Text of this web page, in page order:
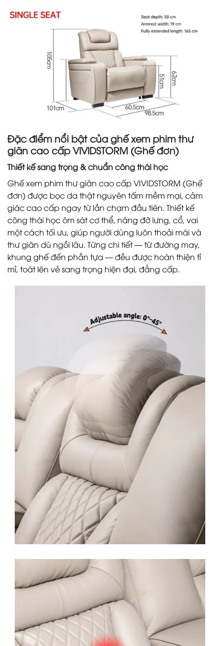
Đặc điểm nổi bật của ghế xem phim thư
giãn cao cấp VIVIDSTORM (Ghế đơn)
Thiết kế sang trọng & chuẩn công thái học
Ghế xem phim thư giãn cao cấp VIVIDSTORM (Ghế
đơn) được bọc da thật nguyên tấm mềm mại, cảm
giác cao cấp ngay từ lần chạm đầu tiên. Thiết kế
công thái học ôm sát cơ thể, nâng đỡ lưng, cổ, vai
một cách tối ưu, giúp người dùng luôn thoải mái và
thư giãn dù ngồi lâu. Từng chi tiết — từ đường may,
khung ghế đến phần tựa — đều được hoàn thiện tỉ
mỉ, toát lên vẻ sang trọng hiện đại, đẳng cấp.